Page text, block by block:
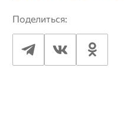
Поделиться: